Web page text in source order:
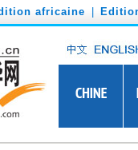
africaine